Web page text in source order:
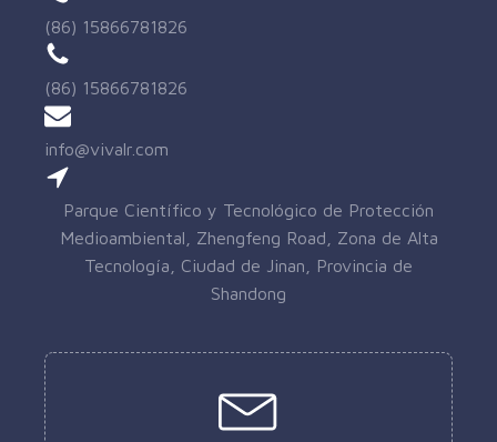
(86) 15866781826
(86) 15866781826
info@vivalr.com
Parque Científico y Tecnológico de Protección
Medioambiental, Zhengfeng Road, Zona de Alta
Tecnología, Ciudad de Jinan, Provincia de
Shandong